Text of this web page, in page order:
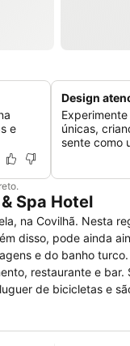
e
Design
únicas,
sente como
Spa Hotel
na Covilhã. Nesta
disso, pode ainda
e do banho
restaurante e
de bicicletas e